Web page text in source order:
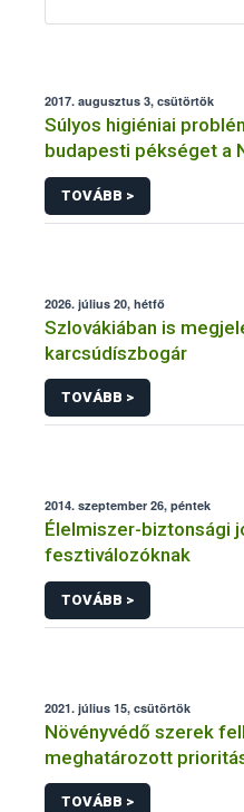
2017. augusztus 3, csütörtök
Súlyos higiéniai
budapesti pékséget a
TOVÁBB >
2026. július 20, hétfő
Szlovákiában is
karcsúdíszbogár
TOVÁBB >
2014. szeptember 26, péntek
Élelmiszer-biztonsági
fesztiválozóknak
TOVÁBB >
2021. július 15, csütörtök
Növényvédő szerek
meghatározott
fenntartható
TOVÁBB >